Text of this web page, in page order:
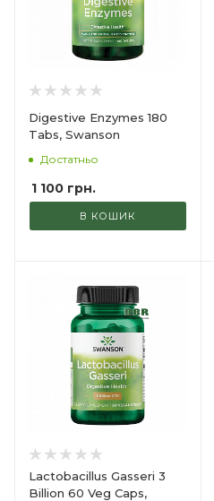
Digestive Enzymes 180
Tabs, Swanson
Достатньо
1 100 грн.
В КОШИК
Lactobacillus Gasseri 3
Billion 60 Veg Caps,